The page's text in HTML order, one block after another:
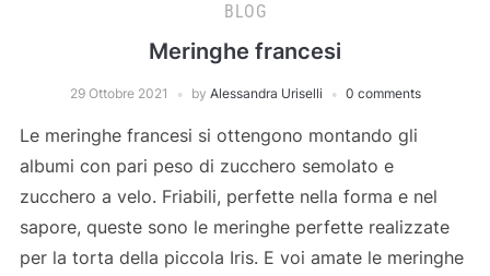
BLOG
Meringhe francesi
29 Ottobre 2021 by Alessandra Uriselli 0 comments
Le meringhe francesi si ottengono montando gli
albumi con pari peso di zucchero semolato e
zucchero a velo. Friabili, perfette nella forma e nel
sapore, queste sono le meringhe perfette realizzate
per la torta della piccola Iris. E voi amate le meringhe